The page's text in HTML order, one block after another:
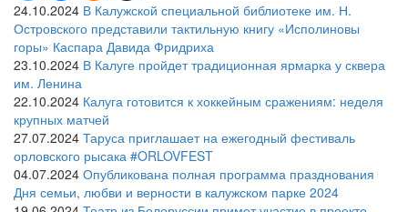
24.10.2024 В Калужской специальной библиотеке им. Н.
Островского представили тактильную книгу «Исполиновы
горы» Каспара Давида Фридриха
23.10.2024 В Калуге пройдет традиционная ярмарка у сквера
им. Ленина
22.10.2024 Калуга готовится к хоккейным сражениям: неделя
крупных матчей
27.07.2024 Таруса приглашает на ежегодный фестиваль
орловского рысака #ORLOVFEST
04.07.2024 Опубликована полная программа празднования
Дня семьи, любви и верности в калужском парке 2024